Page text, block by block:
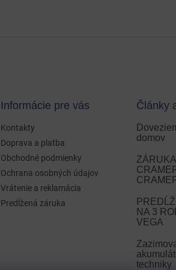
Informácie pre vás
Kontakty
Doprava a platba
Obchodné podmienky
Ochrana osobných údajov
Vrátenie a reklamácia
Predĺžená záruka
Články
domov
NA 3
VEGA
techniky